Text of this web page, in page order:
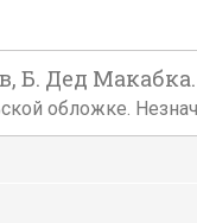
Дед Макабка.
обложке.